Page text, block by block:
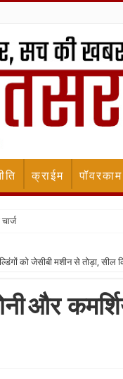
क्राईम पॉवरकाम
स्टैंड प्रोजेक्ट को लेकर उठाए
को जेसीबी मशीन से तोड़ा, सील
और